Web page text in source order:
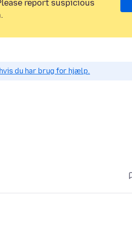
report suspicious
du har brug for hjælp.